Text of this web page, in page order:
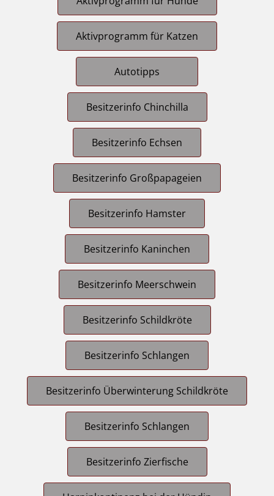
Aktivprogramm für Katzen
Autotipps
Besitzerinfo Chinchilla
Besitzerinfo Echsen
Besitzerinfo Großpapageien
Besitzerinfo Hamster
Besitzerinfo Kaninchen
Besitzerinfo Meerschwein
Besitzerinfo Schildkröte
Besitzerinfo Schlangen
Besitzerinfo Überwinterung Schildkröte
Besitzerinfo Schlangen
Besitzerinfo Zierfische